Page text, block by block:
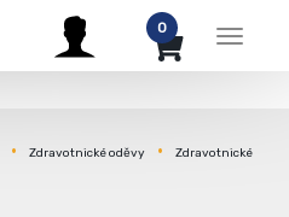
Menu
0
Zdravotnické oděvy
Zdravotnické